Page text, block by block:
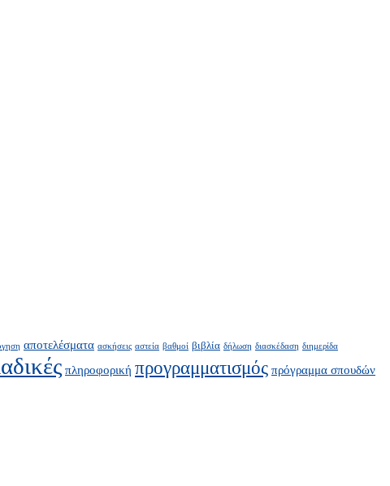
αποτελέσματα ασκήσεις αστεία βαθμοί βιβλία δήλωση διασκέδαση διημερίδα
πληροφορική προγραμματισμός πρόγραμμα σπουδών